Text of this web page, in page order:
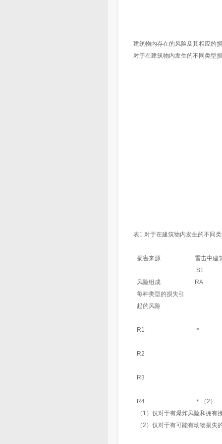
建筑物内存在的风险及其相应的
对于在建筑物内发生的不同类型
表1 对于在建筑物内发生的不同
损害来源
雷击中建
S1
风险组成
RA
每种类型的损失引
起的风险
R1
R2
R3
R4
＊
＊（2）
（1）仅对于有爆炸风险和拥
（2）仅对于有可能有动物损失